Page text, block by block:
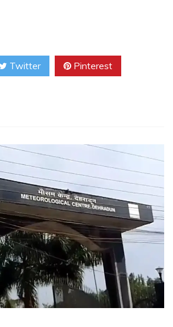
Twitter Pinterest